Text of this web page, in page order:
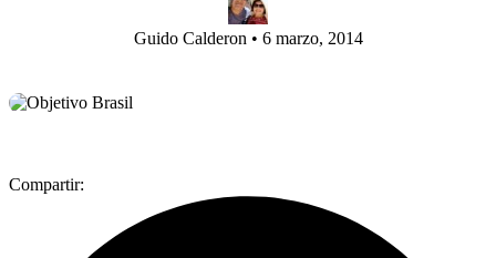
Guido Calderon • 6 marzo, 2014
Compartir: